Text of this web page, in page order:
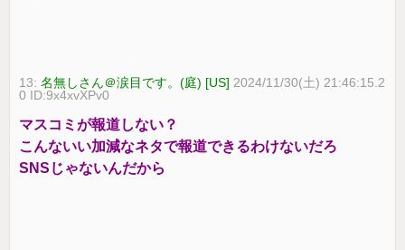
13:名無しさん＠涙目です。(庭) [US] 2024/11/30(土) 21:46:15.2
0 ID:9x4xvXPv0
マスコミが報道しない？
こんないい加減なネタで報道できるわけないだろ
SNSじゃないんだから